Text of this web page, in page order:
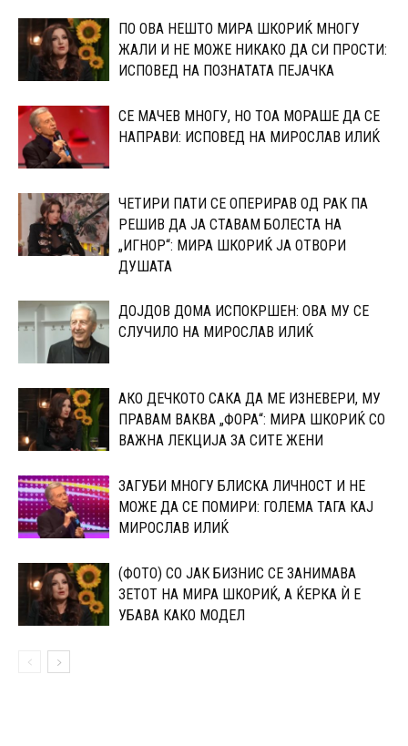
ПО ОВА НЕШТО МИРА ШКОРИЌ МНОГУ
ЖАЛИ И НЕ МОЖЕ НИКАКО ДА СИ ПРОСТИ:
ИСПОВЕД НА ПОЗНАТАТА ПЕЈАЧКА
СЕ МАЧЕВ МНОГУ, НО ТОА МОРАШЕ ДА СЕ
НАПРАВИ: ИСПОВЕД НА МИРОСЛАВ ИЛИЌ
ЧЕТИРИ ПАТИ СЕ ОПЕРИРАВ ОД РАК ПА
РЕШИВ ДА ЈА СТАВАМ БОЛЕСТА НА
„ИГНОР“: МИРА ШКОРИЌ ЈА ОТВОРИ
ДУШАТА
ДОЈДОВ ДОМА ИСПОКРШЕН: ОВА МУ СЕ
СЛУЧИЛО НА МИРОСЛАВ ИЛИЌ
АКО ДЕЧКОТО САКА ДА МЕ ИЗНЕВЕРИ, МУ
ПРАВАМ ВАКВА „ФОРА“: МИРА ШКОРИЌ СО
ВАЖНА ЛЕКЦИЈА ЗА СИТЕ ЖЕНИ
ЗАГУБИ МНОГУ БЛИСКА ЛИЧНОСТ И НЕ
МОЖЕ ДА СЕ ПОМИРИ: ГОЛЕМА ТАГА КАЈ
МИРОСЛАВ ИЛИЌ
(ФОТО) СО ЈАК БИЗНИС СЕ ЗАНИМАВА
ЗЕТОТ НА МИРА ШКОРИЌ, А ЌЕРКА Ѝ Е
УБАВА КАКО МОДЕЛ